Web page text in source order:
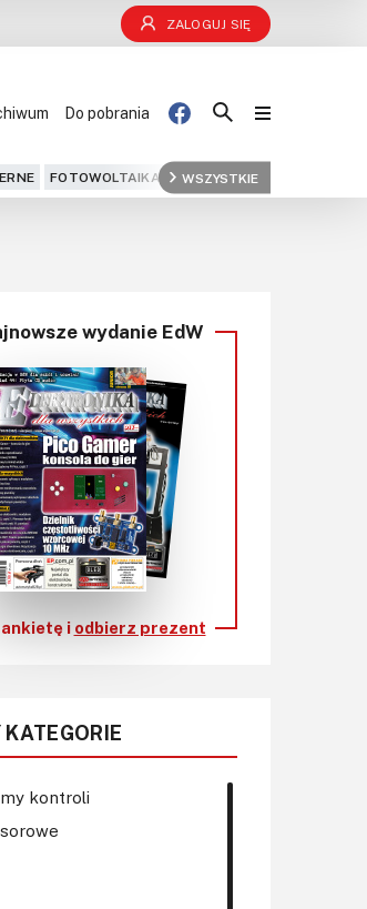
ZALOGUJ SIĘ
Do pobrania
FOTOWOLTAIKA FPGA GPS
WSZYSTKIE
Ciebie
AVT
pobrania
wydanie EdW
i odbierz prezent
kontroli